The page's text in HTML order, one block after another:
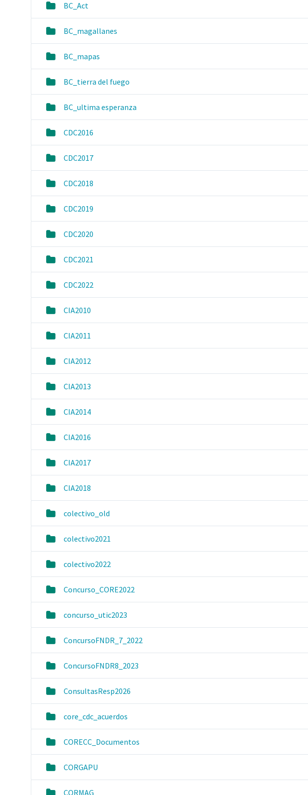
BC_Act
BC_magallanes
BC_mapas
BC_tierra del fuego
BC_ultima esperanza
CDC2016
CDC2017
CDC2018
CDC2019
CDC2020
CDC2021
CDC2022
CIA2010
CIA2011
CIA2012
CIA2013
CIA2014
CIA2016
CIA2017
CIA2018
colectivo_old
colectivo2021
colectivo2022
Concurso_CORE2022
concurso_utic2023
ConcursoFNDR_7_2022
ConcursoFNDR8_2023
ConsultasResp2026
core_cdc_acuerdos
CORECC_Documentos
CORGAPU
CORMAG